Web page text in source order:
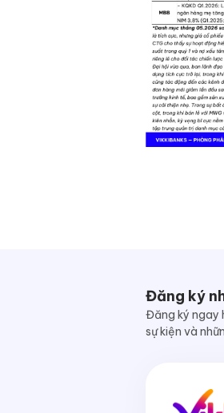
Đăng ký
Đăng ký ngay
sự kiện và